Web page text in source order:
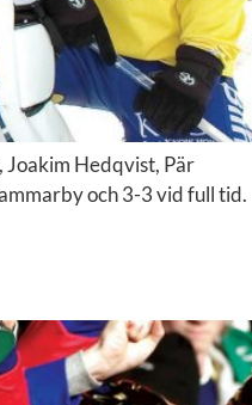
Joakim Hedqvist, Pär
och 3-3 vid full tid.